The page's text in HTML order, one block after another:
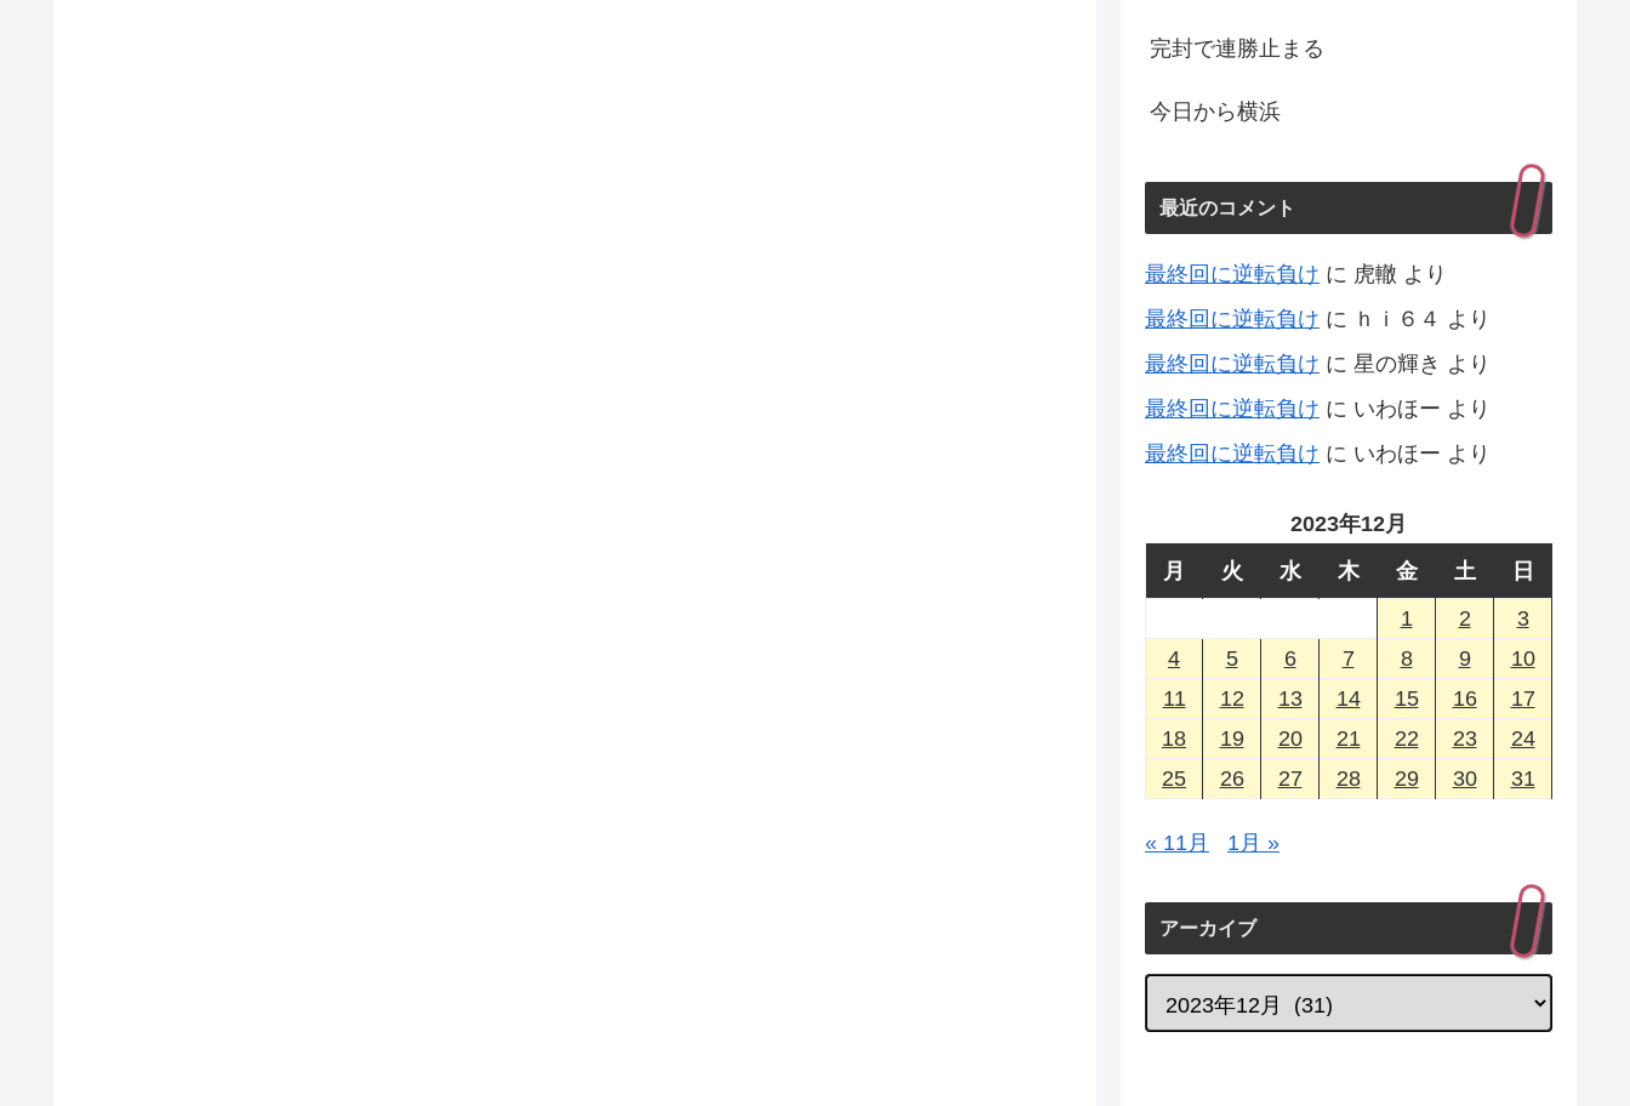
完封で連勝止まる
今日から横浜
最近のコメント
最終回に逆転負け に 虎轍 より
最終回に逆転負け に ｈｉ６４ より
最終回に逆転負け に 星の輝き より
最終回に逆転負け に いわほー より
最終回に逆転負け に いわほー より
2023年12月
月
火 水 木 金 土
日
1
2
3
4
5 6 7 8 9
10
11
12 13 14 15 16
17
18
19 20 21 22 23
24
25
26 27 28 29 30 31
« 11月 1月 »
アーカイブ